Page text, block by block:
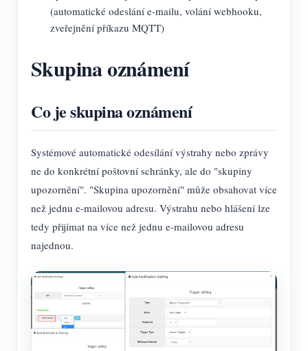
(automatické odeslání e-mailu, volání webhooku,
zveřejnění příkazu MQTT)
Skupina oznámení
Co je skupina oznámení
Systémové automatické odesílání výstrahy nebo zprávy
ne do konkrétní poštovní schránky, ale do "skupiny
upozornění". "Skupina upozornění" může obsahovat více
než jednu e-mailovou adresu. Výstrahu nebo hlášení lze
tedy přijímat na více než jednu e-mailovou adresu
najednou.